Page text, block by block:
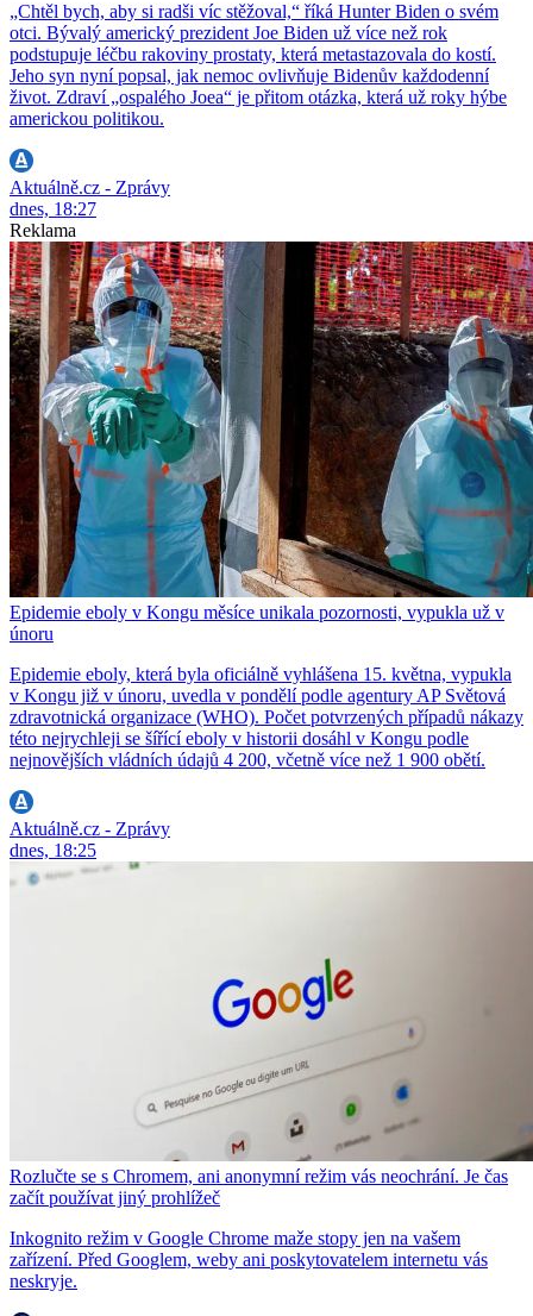
„Chtěl bych, aby si radši víc stěžoval,“ říká Hunter Biden o svém
otci. Bývalý americký prezident Joe Biden už více než rok
podstupuje léčbu rakoviny prostaty, která metastazovala do kostí.
Jeho syn nyní popsal, jak nemoc ovlivňuje Bidenův každodenní
život. Zdraví „ospalého Joea“ je přitom otázka, která už roky hýbe
americkou politikou.
Aktuálně.cz - Zprávy
dnes, 18:27
Reklama
Epidemie eboly v Kongu měsíce unikala pozornosti, vypukla už v
únoru
Epidemie eboly, která byla oficiálně vyhlášena 15. května, vypukla
v Kongu již v únoru, uvedla v pondělí podle agentury AP Světová
zdravotnická organizace (WHO). Počet potvrzených případů nákazy
této nejrychleji se šířící eboly v historii dosáhl v Kongu podle
nejnovějších vládních údajů 4 200, včetně více než 1 900 obětí.
Aktuálně.cz - Zprávy
dnes, 18:25
Rozlučte se s Chromem, ani anonymní režim vás neochrání. Je čas
začít používat jiný prohlížeč
Inkognito režim v Google Chrome maže stopy jen na vašem
zařízení. Před Googlem, weby ani poskytovatelem internetu vás
neskryje.